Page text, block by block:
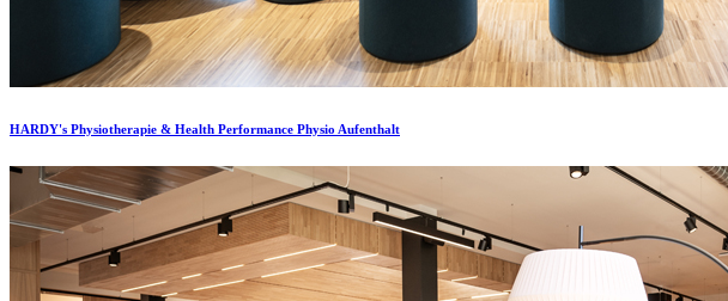
HARDY's Physiotherapie & Health Performance Physio Aufenthalt